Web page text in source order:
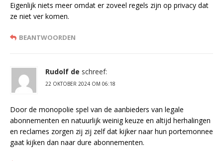
Eigenlijk niets meer omdat er zoveel regels zijn op privacy dat
ze niet ver komen.
BEANTWOORDEN
Rudolf de schreef:
22 OKTOBER 2024 OM 06:18
Door de monopolie spel van de aanbieders van legale
abonnementen en natuurlijk weinig keuze en altijd herhalingen
en reclames zorgen zij zij zelf dat kijker naar hun portemonnee
gaat kijken dan naar dure abonnementen.